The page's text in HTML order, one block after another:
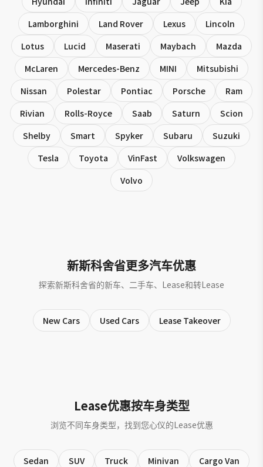
Lamborghini
Land Rover Lexus
Lincoln
Lotus
Lucid Maserati Maybach
Mazda
McLaren
Mercedes-Benz MINI
Mitsubishi
Nissan
Polestar Pontiac Porsche
Ram
Rivian
Rolls-Royce Saab Saturn
Scion
Shelby
Smart Spyker Subaru
Suzuki
Tesla
Toyota VinFast
Volkswagen
Volvo
新斯科舍省更多汽车优惠
探索新斯科舍省的新车、二手车、Lease和转Lease
New Cars Used Cars Lease Takeover
Lease优惠按车身类型
浏览不同车身类型，找到您心仪的Lease优惠
Sedan SUV Truck Minivan
Cargo Van